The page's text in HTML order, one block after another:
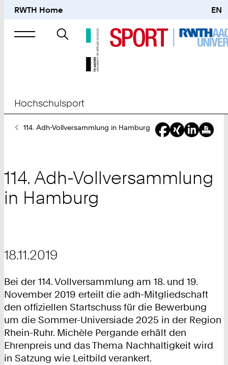
RWTH Home EN
Suche
nach
Hochschulsport
Sie114. Adh-Vollversammlung in Hamburg
114. Adh-Vollversammlung
in Hamburg
18.11.2019
Bei der 114. Vollversammlung am 18. und 19.
November 2019 erteilt die adh-Mitgliedschaft
den offiziellen Startschuss für die Bewerbung
um die Sommer-Universiade 2025 in der Region
Rhein-Ruhr. Michèle Pergande erhält den
Ehrenpreis und das Thema Nachhaltigkeit wird
in Satzung wie Leitbild verankert.